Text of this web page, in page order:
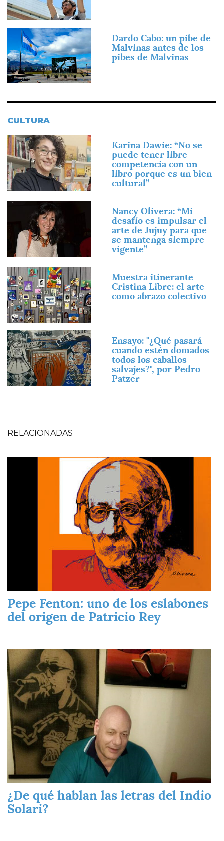
Imagen
Dardo Cabo: un pibe de
Malvinas antes de los
pibes de Malvinas
CULTURA
Imagen
Karina Dawie: “No se
puede tener libre
competencia con un
libro porque es un bien
cultural”
Imagen
Nancy Olivera: “Mi
desafío es impulsar el
arte de Jujuy para que
se mantenga siempre
vigente”
Imagen
Muestra itinerante
Cristina Libre: el arte
como abrazo colectivo
Imagen
Ensayo: "¿Qué pasará
cuando estén domados
todos los caballos
salvajes?", por Pedro
Patzer
RELACIONADAS
Pepe Fenton: uno de los eslabones
del origen de Patricio Rey
Imagen
¿De qué hablan las letras del Indio
Solari?